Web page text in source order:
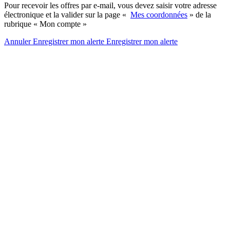
Pour recevoir les offres par e-mail, vous devez saisir votre adresse
électronique et la valider sur la page « Mes coordonnées » de la
rubrique « Mon compte »
AnnulerEnregistrer mon alerte Enregistrermon alerte